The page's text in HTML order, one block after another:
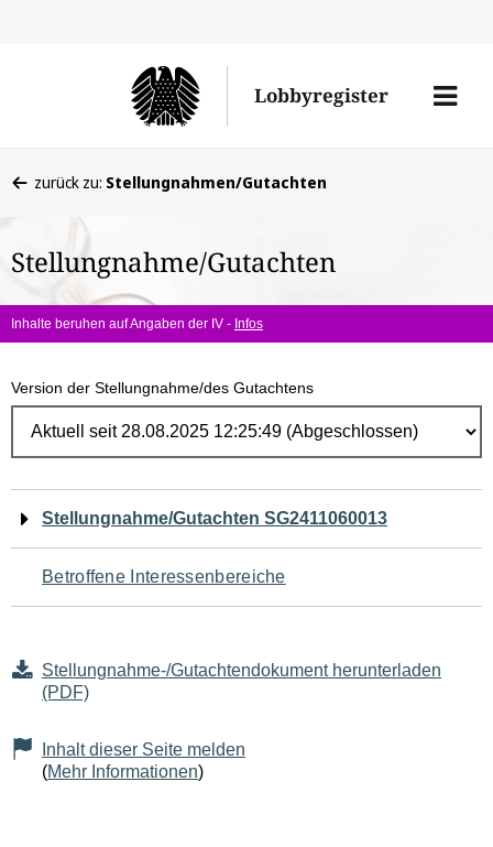
Lobbyregister
Menü
befinden
hier:
zurück zu: Stellungnahmen/Gutachten
Stellungnahme/Gutachten
Inhalte beruhen auf Angaben der IV - Infos
Version der Stellungnahme/des Gutachtens
Navigation
für
den
Seiteninhalt
Stellungnahme/Gutachten SG2411060013
Betroffene Interessenbereiche
Stellungnahme-/Gutachtendokument herunterladen
(PDF)
Inhalt dieser Seite melden
(Mehr Informationen)